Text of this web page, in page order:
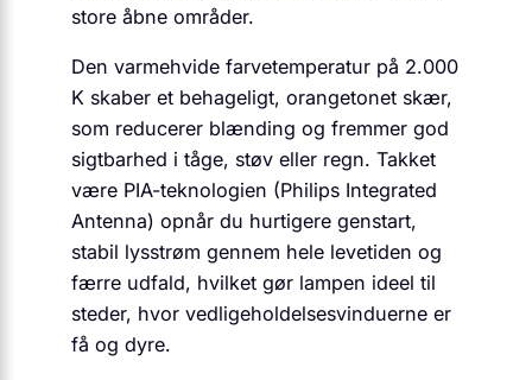
store åbne områder.
Den varmehvide farvetemperatur på 2.000
K skaber et behageligt, orangetonet skær,
som reducerer blænding og fremmer god
sigtbarhed i tåge, støv eller regn. Takket
være PIA-teknologien (Philips Integrated
Antenna) opnår du hurtigere genstart,
stabil lysstrøm gennem hele levetiden og
færre udfald, hvilket gør lampen ideel til
steder, hvor vedligeholdelsesvinduerne er
få og dyre.